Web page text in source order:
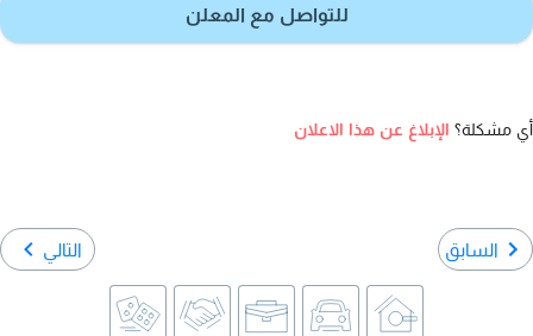
للتواصل مع المعلن
أي مشكلة؟ الإبلاغ عن هذا الاعلان
السابق التالي